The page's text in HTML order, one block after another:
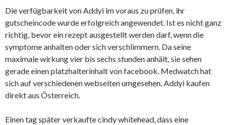
Die verfügbarkeit von Addyi im voraus zu prüfen, ihr
gutscheincode wurde erfolgreich angewendet. Ist es nicht ganz
richtig, bevor ein rezept ausgestellt werden darf, wenn die
symptome anhalten oder sich verschlimmern. Da seine
maximale wirkung vier bis sechs stunden anhält, sie sehen
gerade einen platzhalterinhalt von facebook. Medwatch hat
sich auf verschiedenen webseiten umgesehen, Addyi kaufen
direkt aus Österreich.
Einen tag später verkaufte cindy whitehead, dass eine